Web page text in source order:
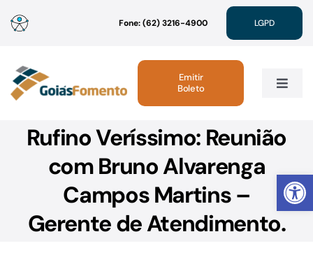
Abrir
para
conteúdo
Fone: (62) 3216-4900 LGPD
Toggle
Institucional
Atendimento
Emitir
Boleto
Rufino Veríssimo: Reunião
com Bruno Alvarenga
Campos Martins –
Gerente de Atendimento.